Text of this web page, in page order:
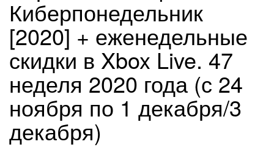
Киберпонедельник
[2020] + еженедельные
скидки в Xbox Live. 47
неделя 2020 года (с 24
ноября по 1 декабря/3
декабря)